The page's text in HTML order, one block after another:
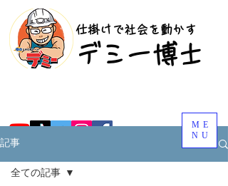
​仕掛けで社会を動かす
​デミー博士
ME
NU
記事
全ての記事